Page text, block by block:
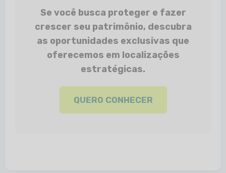
Se você busca proteger e fazer
crescer seu patrimônio, descubra
as oportunidades exclusivas que
oferecemos em localizações
estratégicas.
QUERO CONHECER